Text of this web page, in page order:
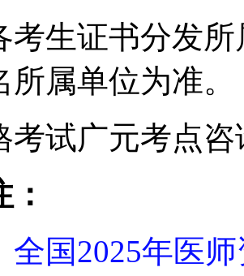
考生证书分发
属单位为准。
考试广元考点咨
全国2025年医